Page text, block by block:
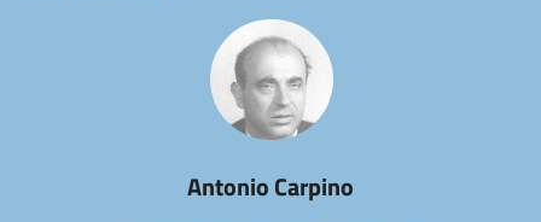
Antonio Carpino